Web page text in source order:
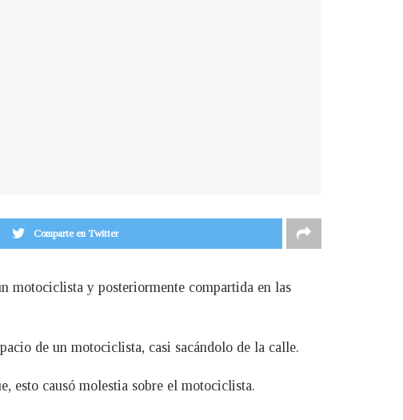
Comparte en Twitter
motociclista y posteriormente compartida en las
de un motociclista, casi sacándolo de la calle.
esto causó molestia sobre el motociclista.